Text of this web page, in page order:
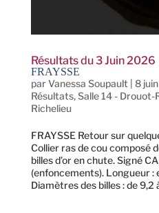
Résultats du 3 Juin 2026
FRAYSSE
parVanessa Soupault 8
Résultats,Salle 14 - Drouot-
Richelieu
FRAYSSE Retour sur
Collier ras de cou composé
billes d’or en chute. Signé
(enfoncements). Longueur :
Diamètres des billes : de 9,2